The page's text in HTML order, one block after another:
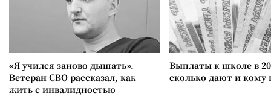
«Я учился заново дышать».
Ветеран СВО рассказал, как
жить с инвалидностью
Выплаты к школе в
сколько дают и